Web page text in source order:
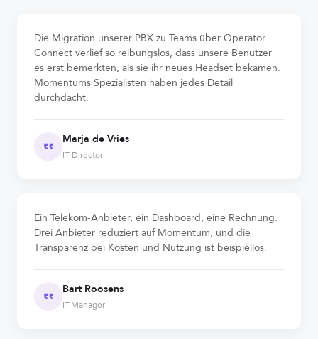
Die Migration unserer PBX zu Teams über Operator
Connect verlief so reibungslos, dass unsere Benutzer
es erst bemerkten, als sie ihr neues Headset bekamen.
Momentums Spezialisten haben jedes Detail
durchdacht.
Marja de Vries
IT Director
Ein Telekom-Anbieter, ein Dashboard, eine Rechnung.
Drei Anbieter reduziert auf Momentum, und die
Transparenz bei Kosten und Nutzung ist beispiellos.
Bart Roosens
IT-Manager